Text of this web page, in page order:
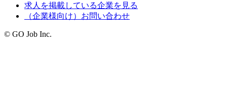
求人を掲載している企業を見る
（企業様向け）お問い合わせ
© GO Job Inc.